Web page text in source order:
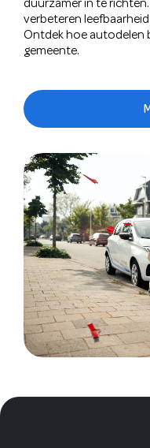
duurzamer in te
verbeteren
Ontdek hoe autodelen
gemeente.